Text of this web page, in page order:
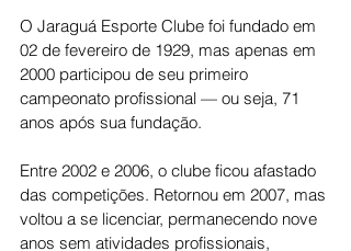
O Jaraguá Esporte Clube foi fundado em
02 de fevereiro de 1929, mas apenas em
2000 participou de seu primeiro
campeonato profissional — ou seja, 71
anos após sua fundação.
Entre 2002 e 2006, o clube ficou afastado
das competições. Retornou em 2007, mas
voltou a se licenciar, permanecendo nove
anos sem atividades profissionais,